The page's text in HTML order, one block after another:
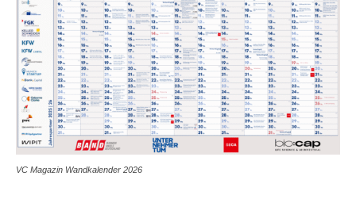
VC Magazin Wandkalender 2026